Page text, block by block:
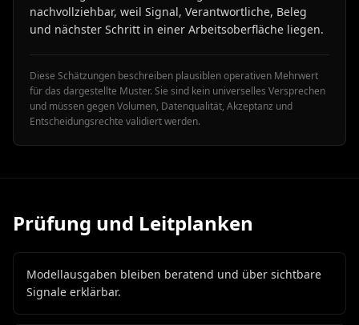
nachvollziehbar, weil Signal, Verantwortliche, Beleg
und nächster Schritt in einer Arbeitsoberfläche liegen.
Diese Schätzungen beschreiben plausiblen operativen Mehrwert
für das dargestellte Muster. Sie sind kein universelles Versprechen
und müssen gegen Volumen, Datenqualität, Akzeptanz und
Entscheidungsrechte validiert werden.
Prüfung und Leitplanken
Modellausgaben bleiben beratend und über sichtbare
Signale erklärbar.